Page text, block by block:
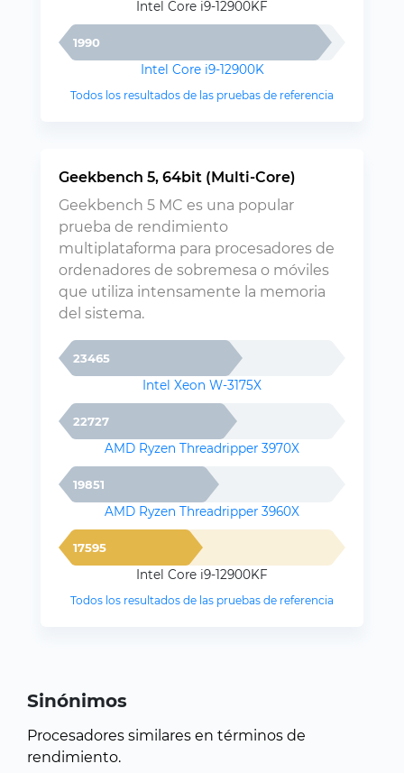
Intel Core i9-12900KF
1990
Intel Core i9-12900K
Todos los resultados de las pruebas de referencia
Geekbench 5, 64bit (Multi-Core)
Geekbench 5 MC es una popular
prueba de rendimiento
multiplataforma para procesadores de
ordenadores de sobremesa o móviles
que utiliza intensamente la memoria
del sistema.
23465
Intel Xeon W-3175X
22727
AMD Ryzen Threadripper 3970X
19851
AMD Ryzen Threadripper 3960X
17595
Intel Core i9-12900KF
Todos los resultados de las pruebas de referencia
Sinónimos
Procesadores similares en términos de
rendimiento.